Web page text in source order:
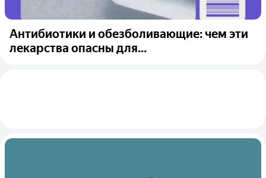
Антибиотики и обезболивающие: чем эти
лекарства опасны для...